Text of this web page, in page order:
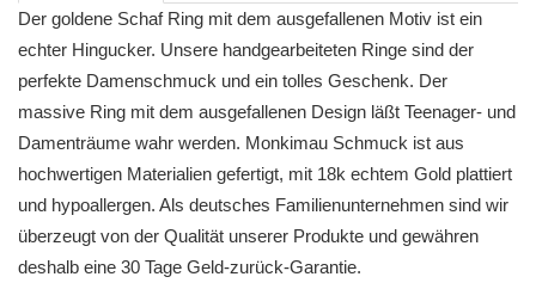
Der goldene Schaf Ring mit dem ausgefallenen Motiv ist ein
echter Hingucker. Unsere handgearbeiteten Ringe sind der
perfekte Damenschmuck und ein tolles Geschenk. Der
massive Ring mit dem ausgefallenen Design läßt Teenager- und
Damenträume wahr werden. Monkimau Schmuck ist aus
hochwertigen Materialien gefertigt, mit 18k echtem Gold plattiert
und hypoallergen. Als deutsches Familienunternehmen sind wir
überzeugt von der Qualität unserer Produkte und gewähren
deshalb eine 30 Tage Geld-zurück-Garantie.